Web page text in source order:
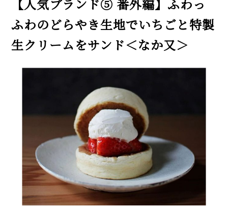
【人気ブランド⑤ 番外編】ふわっ
ふわのどらやき生地でいちごと特製
生クリームをサンド＜なか又＞